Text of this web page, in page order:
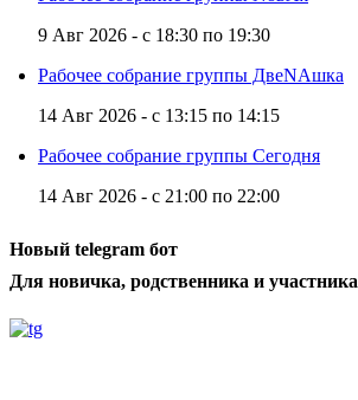
9 Авг 2026 - с 18:30 по 19:30
Рабочее собрание группы ДвеNAшка
14 Авг 2026 - с 13:15 по 14:15
Рабочее собрание группы Сегодня
14 Авг 2026 - с 21:00 по 22:00
Новый telegram бот
Для новичка, родственника и участника